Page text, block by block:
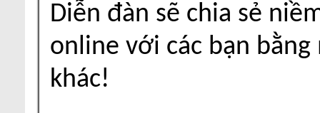
Diễn đàn sẽ chia sẻ
online với các bạn
khác!